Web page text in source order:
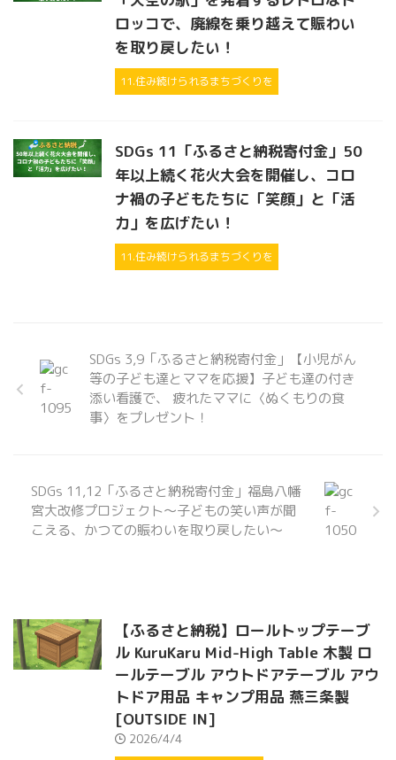
ロッコで、廃線を乗り越えて賑わい
を取り戻したい！
11.住み続けられるまちづくりを
SDGs 11「ふるさと納税寄付金」50
年以上続く花火大会を開催し、コロ
ナ禍の子どもたちに「笑顔」と「活
力」を広げたい！
11.住み続けられるまちづくりを
SDGs 3,9「ふるさと納税寄付金」【小児がん
等の子ども達とママを応援】子ども達の付き
添い看護で、 疲れたママに〈ぬくもりの食
事〉をプレゼント！
SDGs 11,12「ふるさと納税寄付金」福島八幡
宮大改修プロジェクト～子どもの笑い声が聞
こえる、かつての賑わいを取り戻したい～
【ふるさと納税】ロールトップテーブ
ル KuruKaru Mid-High Table 木製 ロ
ールテーブル アウトドアテーブル アウ
トドア用品 キャンプ用品 燕三条製
[OUTSIDE IN]
2026/4/4